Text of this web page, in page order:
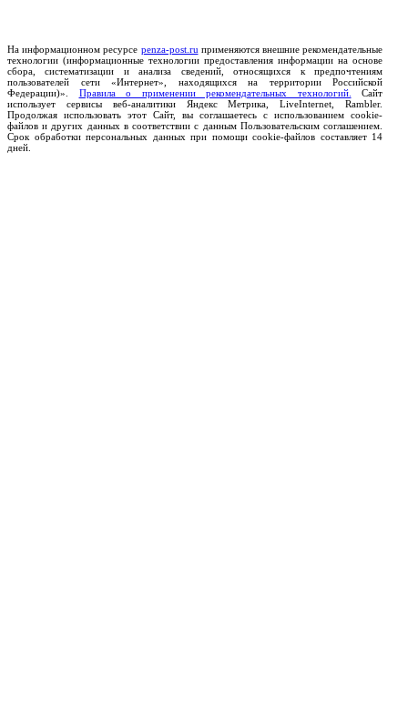
На информационном ресурсе penza-post.ru применяются внешние рекомендательные
технологии (информационные технологии предоставления информации на основе
сбора, систематизации и анализа сведений, относящихся к предпочтениям
пользователей сети «Интернет», находящихся на территории Российской
Федерации)». Правила о применении рекомендательных технологий.
Сайт
использует сервисы веб-аналитики Яндекс Метрика, LiveInternet, Rambler.
Продолжая использовать этот Сайт, вы соглашаетесь с использованием cookie-
файлов и других данных в соответствии с данным Пользовательским соглашением.
Срок обработки персональных данных при помощи cookie-файлов составляет 14
дней.